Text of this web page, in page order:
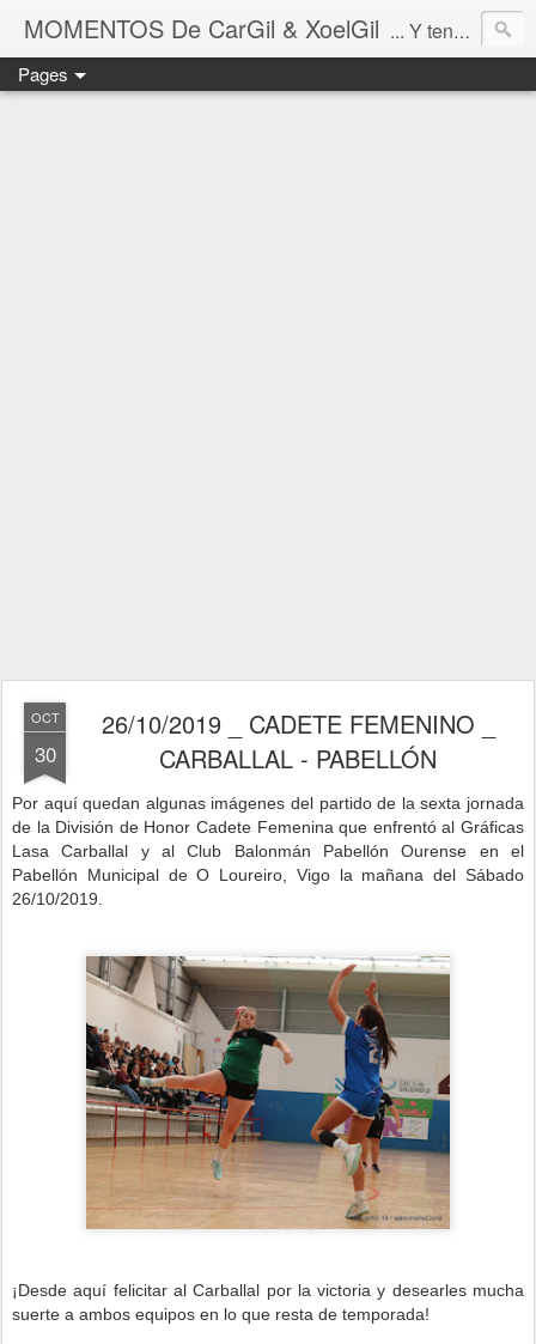
MOMENTOS De CarGil & XoelGil ... Y tengan cuidado ahí fuera, por favor.
Pages
OCT
30
26/10/2019 _ CADETE FEMENINO _
CARBALLAL - PABELLÓN
Por aquí quedan algunas imágenes del partido de la sexta jornada
de la División de Honor Cadete Femenina que enfrentó al Gráficas
Lasa Carballal y al Club Balonmán Pabellón Ourense en el
Pabellón Municipal de O Loureiro, Vigo la mañana del Sábado
26/10/2019.
¡Desde aquí felicitar al Carballal por la victoriay desearles mucha
suerte a ambos equipos en lo que resta de temporada!